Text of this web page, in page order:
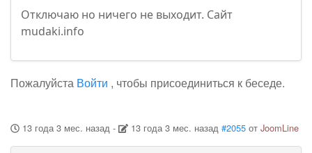
Отключаю но ничего не выходит. Сайт
mudaki.info
Пожалуйста Войти , чтобы присоединиться к беседе.
13 года 3 мес. назад- 13 года 3 мес. назад #2055 отJoomLine